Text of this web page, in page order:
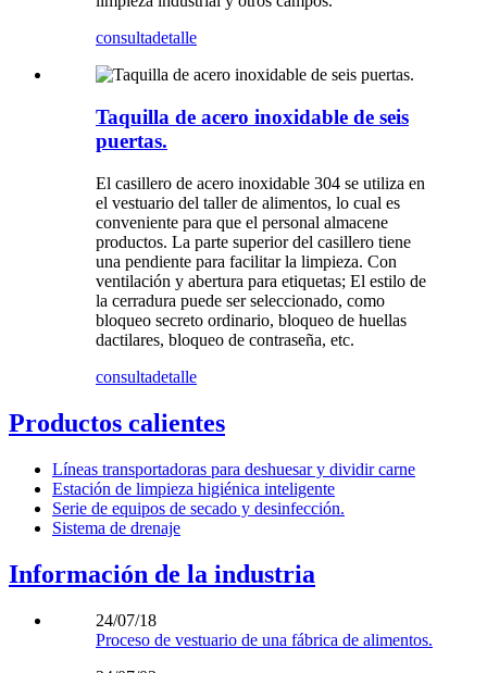
consultadetalle
Taquilla de acero inoxidable de seis
puertas.
El casillero de acero inoxidable 304 se utiliza en
el vestuario del taller de alimentos, lo cual es
conveniente para que el personal almacene
productos. La parte superior del casillero tiene
una pendiente para facilitar la limpieza. Con
ventilación y abertura para etiquetas; El estilo de
la cerradura puede ser seleccionado, como
bloqueo secreto ordinario, bloqueo de huellas
dactilares, bloqueo de contraseña, etc.
consultadetalle
Productos calientes
Líneas transportadoras para deshuesar y dividir carne
Estación de limpieza higiénica inteligente
Serie de equipos de secado y desinfección.
Sistema de drenaje
Información de la industria
24/07/18
Proceso de vestuario de una fábrica de alimentos.